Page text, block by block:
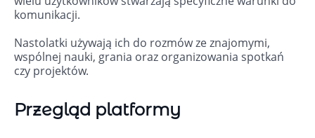
komunikacji.
Nastolatki używają ich do rozmów ze znajomymi,
wspólnej nauki, grania oraz organizowania spotkań
czy projektów.
Przegląd platformy